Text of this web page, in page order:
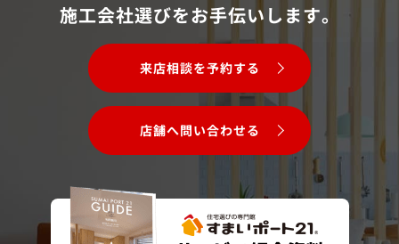
施工会社選びをお手伝いします。
来店相談を予約する
店舗へ問い合わせる